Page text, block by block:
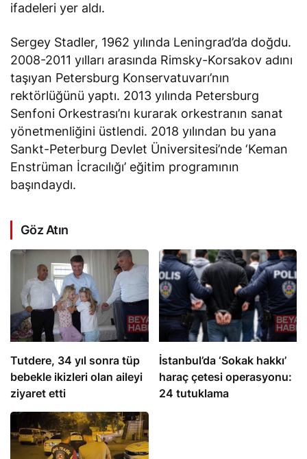
ifadeleri yer aldı.
Sergey Stadler, 1962 yılında Leningrad’da doğdu.
2008-2011 yılları arasında Rimsky-Korsakov adını
taşıyan Petersburg Konservatuvarı’nın
rektörlüğünü yaptı. 2013 yılında Petersburg
Senfoni Orkestrası’nı kurarak orkestranın sanat
yönetmenliğini üstlendi. 2018 yılından bu yana
Sankt-Peterburg Devlet Üniversitesi’nde ‘Keman
Enstrüman İcracılığı’ eğitim programının
başındaydı.
Göz Atın
Tutdere, 34 yıl sonra tüp
bebekle ikizleri olan aileyi
ziyaret etti
İstanbul’da ‘Sokak hakkı’
haraç çetesi operasyonu:
24 tutuklama